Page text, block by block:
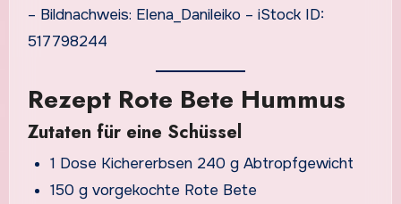
– Bildnachweis: Elena_Danileiko – iStock ID:
517798244
Rezept Rote Bete Hummus
Zutaten für eine Schüssel
1 Dose Kichererbsen 240 g Abtropfgewicht
150 g vorgekochte Rote Bete